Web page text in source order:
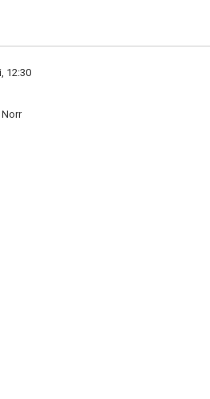
12:30